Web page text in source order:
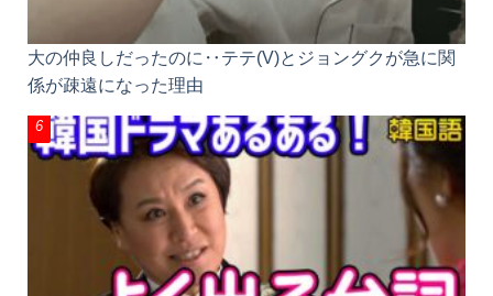
大の仲良しだったのに‥テテ(V)とジョングクが急に
関係が疎遠になった理由